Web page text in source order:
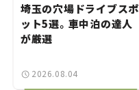
埼玉の穴場ドライブスポ
ット5選。車中泊の達人
が厳選
2026.08.04